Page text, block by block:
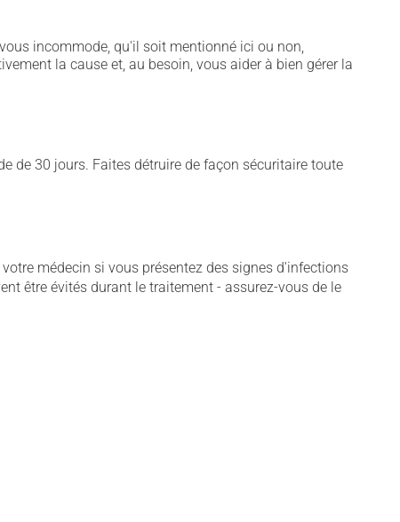
incommode, qu'il soit mentionné ici ou non,
la cause et, au besoin, vous aider à bien gérer la
de 30 jours. Faites détruire de façon sécuritaire toute
médecin si vous présentez des signes d'infections
être évités durant le traitement - assurez-vous de le